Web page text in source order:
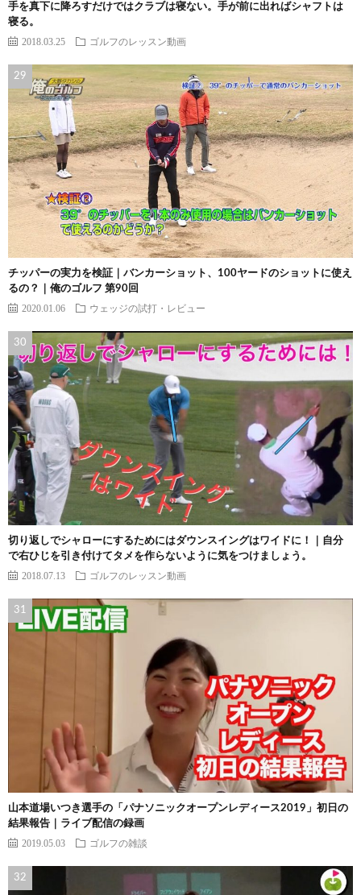
手を真下に降ろすだけではクラブは寝ない。手が前に出ればシャフトは
寝る。
2018.03.25 ゴルフのレッスン動画
チッパーの実力を検証｜バンカーショット、100ヤードのショットに使え
るの？｜俺のゴルフ 第90回
2020.01.06 ウェッジの試打・レビュー
切り返しでシャローにするためにはダウンスイングはワイドに！｜自分
で右ひじを引き付けてタメを作らないように気をつけましょう。
2018.07.13 ゴルフのレッスン動画
山本道場いつき選手の「パナソニックオープンレディース2019」初日の
結果報告｜ライブ配信の録画
2019.05.03 ゴルフの雑談